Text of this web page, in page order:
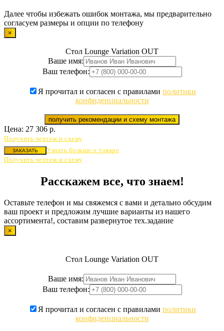
Далее чтобы избежать ошибок монтажа, мы предварительно
согласуем размеры и опции по телефону
×
Стол Lounge Variation OUT
Ваше имя:
Ваш телефон:
Я прочитал и согласен с правилами политики
конфиденциальности
получить рекомендации и схему монтажа
Цена: 27 306 р.
Получить чертеж и схему
ЗАКАЗАТЬ
Узнать больше о товаре
Получить чертеж и схему
Расскажем все, что знаем!
Оставьте телефон и мы свяжемся с вами и детально обсудим
ваш проект и предложим лучшие варианты из нашего
ассортимента!, составим развернутое тех.задание
×
Стол Lounge Variation OUT
Ваше имя:
Ваш телефон:
Я прочитал и согласен с правилами политики
конфиденциальности